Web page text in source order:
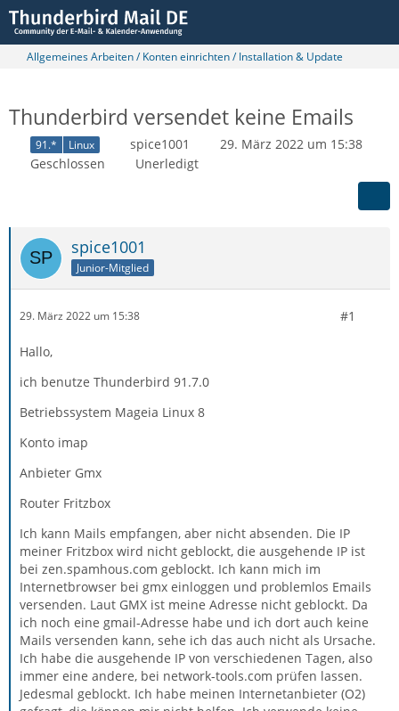
Allgemeines Arbeiten / Konten einrichten / Installation & Update
Thunderbird versendet keine Emails
91.* Linux spice1001
29. März 2022 um 15:38
Geschlossen
Unerledigt
spice1001
Junior-Mitglied
29. März 2022 um 15:38 #1
Hallo,
ich benutze Thunderbird 91.7.0
Betriebssystem Mageia Linux 8
Konto imap
Anbieter Gmx
Router Fritzbox
Ich kann Mails empfangen, aber nicht absenden. Die IP
meiner Fritzbox wird nicht geblockt, die ausgehende IP ist
bei zen.spamhous.com geblockt. Ich kann mich im
Internetbrowser bei gmx einloggen und problemlos Emails
versenden. Laut GMX ist meine Adresse nicht geblockt. Da
ich noch eine gmail-Adresse habe und ich dort auch keine
Mails versenden kann, sehe ich das auch nicht als Ursache.
Ich habe die ausgehende IP von verschiedenen Tagen, also
immer eine andere, bei network-tools.com prüfen lassen.
Jedesmal geblockt. Ich habe meinen Internetanbieter (O2)